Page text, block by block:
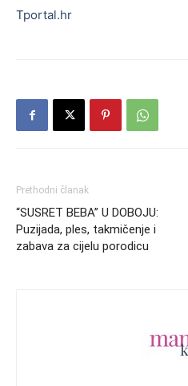
Tportal.hr
Prethodni članak
“SUSRET BEBA” U DOBOJU:
Puzijada, ples, takmičenje i
zabava za cijelu porodicu